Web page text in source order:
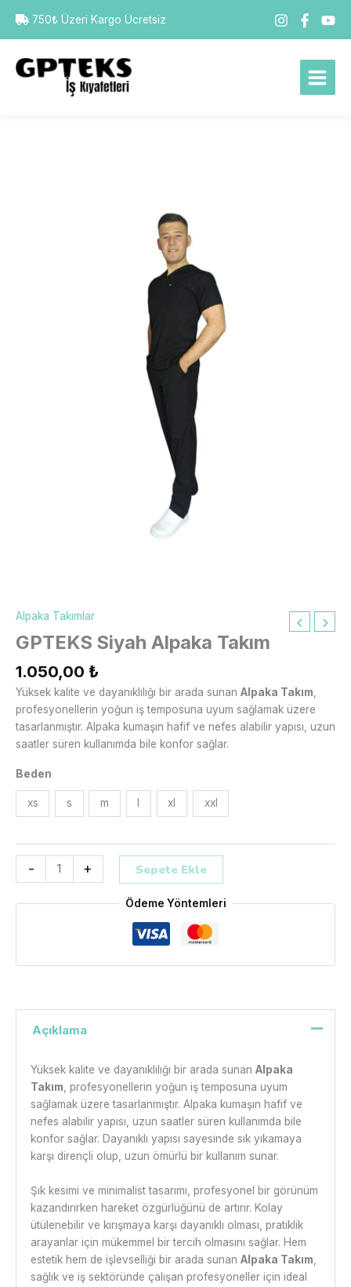
atla
750₺ Üzeri Kargo Ücretsiz
Menu
Alpaka Takımlar
GPTEKS Siyah Alpaka Takım
1.050,00 ₺
Yüksek kalite ve dayanıklılığı bir arada sunan Alpaka Takım,
profesyonellerin yoğun iş temposuna uyum sağlamak üzere
tasarlanmıştır. Alpaka kumaşın hafif ve nefes alabilir yapısı, uzun
saatler süren kullanımda bile konfor sağlar.
Beden
xs s m xl xxl
- + Sepete Ekle
Ödeme Yöntemleri
Açıklama
Yüksek kalite ve dayanıklılığı bir arada sunan Alpaka
Takım, profesyonellerin yoğun iş temposuna uyum
sağlamak üzere tasarlanmıştır. Alpaka kumaşın hafif ve
nefes alabilir yapısı, uzun saatler süren kullanımda bile
konfor sağlar. Dayanıklı yapısı sayesinde sık yıkamaya
karşı dirençli olup, uzun ömürlü bir kullanım sunar.
Şık kesimi ve minimalist tasarımı, profesyonel bir görünüm
kazandırırken hareket özgürlüğünü de artırır. Kolay
ütülenebilir ve kırışmaya karşı dayanıklı olması, pratiklik
arayanlar için mükemmel bir tercih olmasını sağlar. Hem
estetik hem de işlevselliği bir arada sunan Alpaka Takım,
sağlık ve iş sektöründe çalışan profesyoneller için ideal